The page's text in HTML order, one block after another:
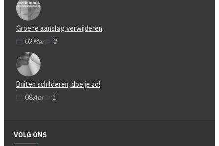
Groene aanslag verwijderen
02Mar 2
Buiten schilderen, doe je zo!
08Apr 1
VOLG ONS